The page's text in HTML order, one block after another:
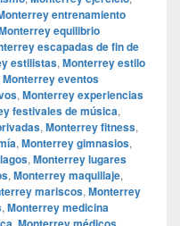
entrenamiento
equilibrio
escapadas de fin de
estilistas, Monterrey estilo
Monterrey eventos
, Monterrey experiencias
festivales de música,
, Monterrey fitness,
, Monterrey gimnasios,
, Monterrey lugares
, Monterrey maquillaje,
mariscos, Monterrey
, Monterrey medicina